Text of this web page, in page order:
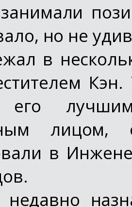
но не
в
его
лицом,
в
недавно